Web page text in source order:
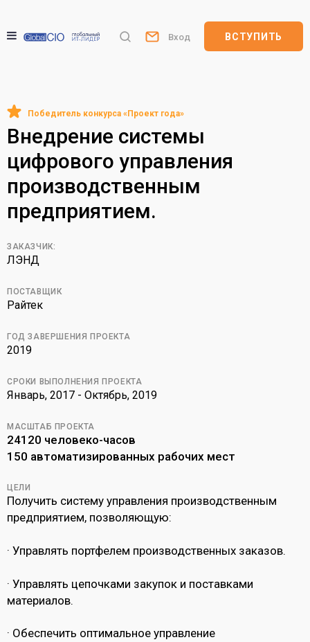
Вход ВСТУПИТЬ
Внедрение системы
цифрового управления
производственным
предприятием.
ЗАКАЗЧИК:
ЛЭНД
ПОСТАВЩИК
Райтек
ГОД ЗАВЕРШЕНИЯ ПРОЕКТА
2019
СРОКИ ВЫПОЛНЕНИЯ ПРОЕКТА
Январь, 2017 - Октябрь, 2019
МАСШТАБ ПРОЕКТА
24120 человеко-часов
150 автоматизированных рабочих мест
ЦЕЛИ
Получить систему управления производственным
предприятием, позволяющую:
· Управлять портфелем производственных заказов.
· Управлять цепочками закупок и поставками
материалов.
· Обеспечить оптимальное управление